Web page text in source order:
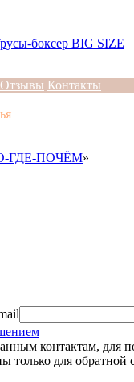
боксер BIG SIZE
Отзывы Контакты
ГДЕ-ПОЧЁМ»
контактам, для
только для обратной